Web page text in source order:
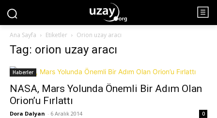
Ana Sayfa Etiketler Orion uzay aracı
Tag: orion uzay aracı
Haberler
NASA, Mars Yolunda Önemli Bir Adım Olan
Orion’u Fırlattı
Dora Dalyan - 6 Aralık 2014 0